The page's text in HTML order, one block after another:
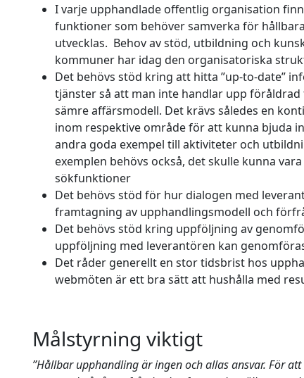
I varje upphandlade offentlig organisation
funktioner som behöver samverka för
utvecklas. Behov av stöd, utbildning och
kommuner har idag den organisatoriska
Det behövs stöd kring att hitta ”up-to-date”
tjänster så att man inte handlar upp
sämre affärsmodell. Det krävs således en
inom respektive område för att kunna bjuda
andra goda exempel till aktiviteter och
exemplen behövs också, det skulle kunna
sökfunktioner
Det behövs stöd för hur dialogen med
framtagning av upphandlingsmodell och
Det behövs stöd kring uppföljning av
uppföljning med leverantören kan
Det råder generellt en stor tidsbrist hos
webmöten är ett bra sätt att hushålla med
Målstyrning viktigt
”Hållbar upphandling är ingen och allas ansvar. För